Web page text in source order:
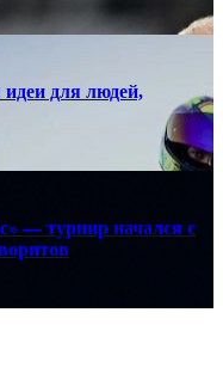
для людей,
— турнир начался с